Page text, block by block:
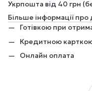
Укрпошта від 40 грн
Більше інформації про
Готівкою при
Кредитною
Онлайн оплата